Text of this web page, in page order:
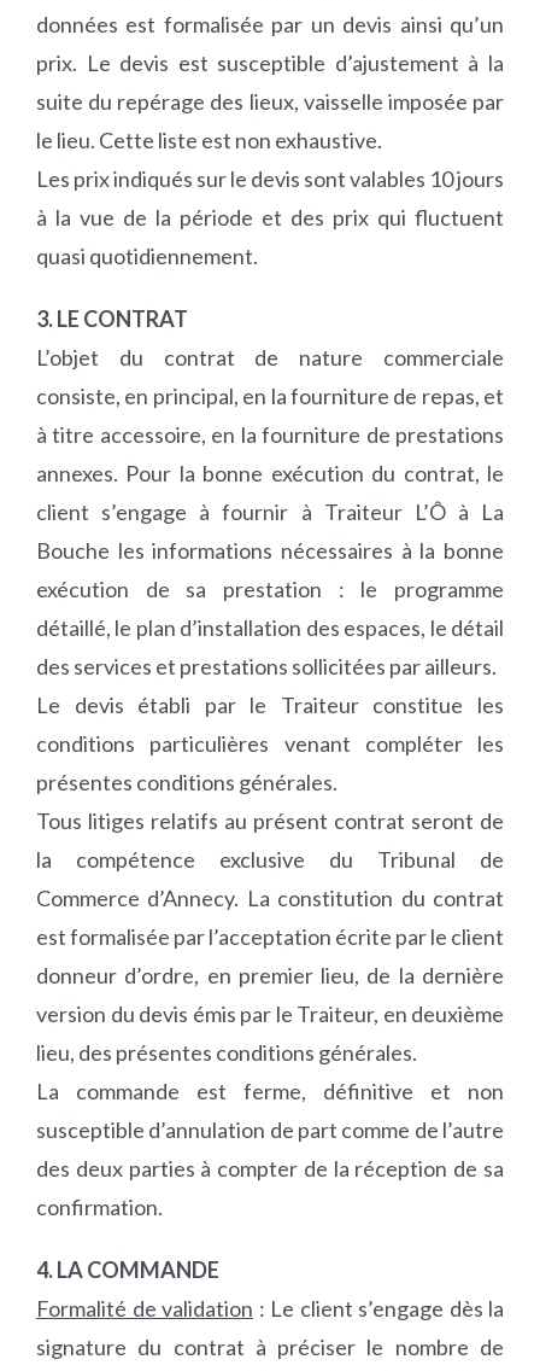
données est formalisée par un devis ainsi qu’un
prix. Le devis est susceptible d’ajustement à la
suite du repérage des lieux, vaisselle imposée par
le lieu. Cette liste est non exhaustive.
Les prix indiqués sur le devis sont valables 10 jours
à la vue de la période et des prix qui fluctuent
quasi quotidiennement.
3. LE CONTRAT
L’objet du contrat de nature commerciale
consiste, en principal, en la fourniture de repas, et
à titre accessoire, en la fourniture de prestations
annexes. Pour la bonne exécution du contrat, le
client s’engage à fournir à Traiteur L’Ô à La
Bouche les informations nécessaires à la bonne
exécution de sa prestation : le programme
détaillé, le plan d’installation des espaces, le détail
des services et prestations sollicitées par ailleurs.
Le devis établi par le Traiteur constitue les
conditions particulières venant compléter les
présentes conditions générales.
Tous litiges relatifs au présent contrat seront de
la compétence exclusive du Tribunal de
Commerce d’Annecy. La constitution du contrat
est formalisée par l’acceptation écrite par le client
donneur d’ordre, en premier lieu, de la dernière
version du devis émis par le Traiteur, en deuxième
lieu, des présentes conditions générales.
La commande est ferme, définitive et non
susceptible d’annulation de part comme de l’autre
des deux parties à compter de la réception de sa
confirmation.
4. LA COMMANDE
Formalité de validation : Le client s’engage dès la
signature du contrat à préciser le nombre de